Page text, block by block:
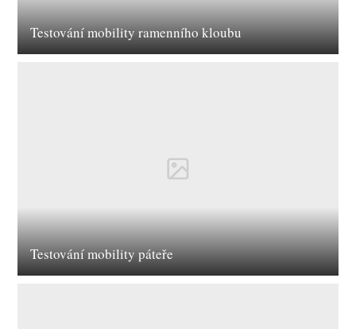
Testování mobility ramenního kloubu
Testování mobility páteře